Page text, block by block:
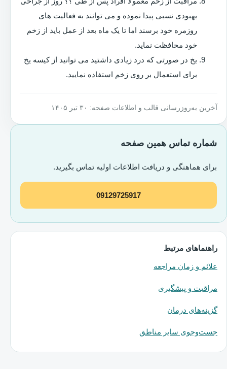
بهبودی نسبی پیدا نموده و می توانند به فعالیت های
روزمره خود برسند اما تا یک ماه بعد از عمل باید از زخم
خود محافظت نماید.
یخ در صورتی که درد زیادی داشتید می توانید از کیسه یخ
برای استعمال بر روی زخم استفاده نمایید.
آخرین به‌روزرسانی قالب و اطلاعات صفحه: ۳۰ تیر ۱۴۰۵
شماره تماس همین صفحه
برای هماهنگی و دریافت اطلاعات اولیه تماس بگیرید.
09129725917
راهنماهای مرتبط
علائم و زمان مراجعه
مراقبت و پیشگیری
گزینه‌های درمان
جست‌وجوی سایر مناطق